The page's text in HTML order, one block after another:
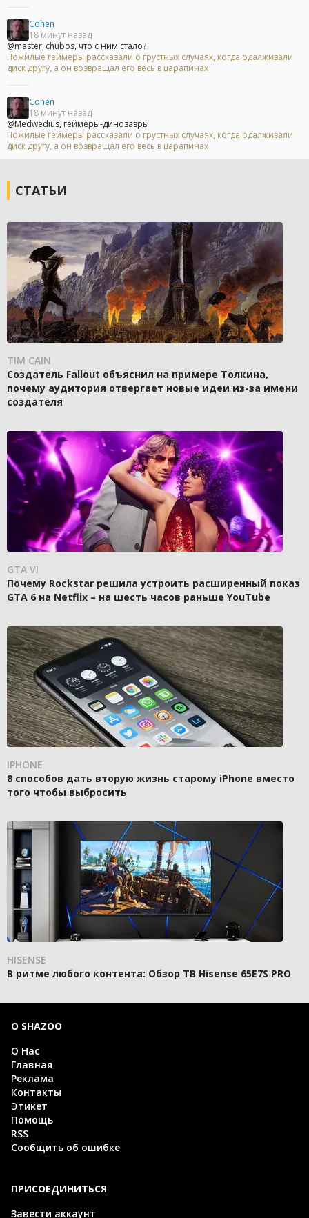
Cohen
18 минут назад
@master_chubos, что с ним стало?
Пожилые геймеры рассказали о грустных случаях, когда одалживали
диск другу, а он возвращал его весь в царапинах
Cohen
18 минут назад
@Medwedius, геймеры-динозавры
Пожилые геймеры рассказали о грустных случаях, когда одалживали
диск другу, а он возвращал его весь в царапинах
СТАТЬИ
TIM CAIN
Создатель Fallout объяснил на примере Толкина,
почему аудитория отвергает новые идеи из-за имени
создателя
GTA VI
Почему Rockstar решила устроить расширенный показ
GTA 6 на Netflix – на шесть часов раньше YouTube
IPHONE
8 способов дать вторую жизнь старому iPhone вместо
того чтобы выбросить
HISENSE
В ритме любого контента: Обзор ТВ Hisense 65E7S PRO
О SHAZOO
О Нас
Главная
Реклама
Контакты
Этикет
Помощь
RSS
Сообщить об ошибке
ПРИСОЕДИНИТЬСЯ
Завести аккаунт